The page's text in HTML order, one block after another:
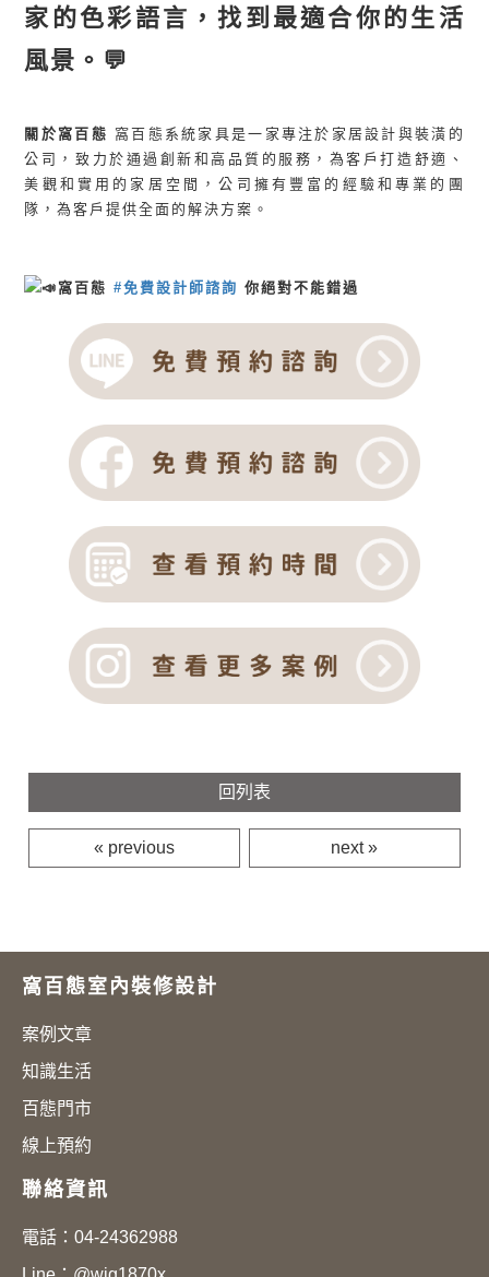
家的色彩語言，找到最適合你的生活
風景。💬
關於窩百態 窩百態系統家具是一家專注於家居設計與裝潢的
公司，致力於通過創新和高品質的服務，為客戶打造舒適、
美觀和實用的家居空間，公司擁有豐富的經驗和專業的團
隊，為客戶提供全面的解決方案。
窩百態#免費設計師諮詢 你絕對不能錯過
回列表
« previous next »
窩百態室內裝修設計
案例文章
知識生活
百態門市
線上預約
聯絡資訊
電話： 04-24362988